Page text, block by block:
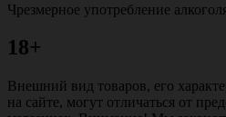
Чрезмерное употребление
18+
Внешний вид товаров, его
на сайте, могут отличаться от